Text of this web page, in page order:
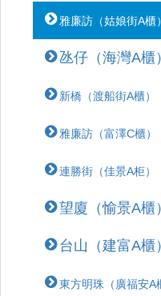
雅廉訪（姑娘街A櫃）
氹仔（海灣A櫃）
新橋（渡船街A櫃）
雅廉訪（富澤C櫃）
連勝街（佳景A柜）
望廈（愉景A櫃）
台山（建富A櫃）
東方明珠（廣福安A